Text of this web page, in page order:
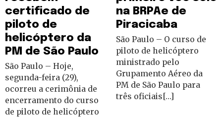
certificado de
piloto de
helicóptero da
PM de São Paulo
São Paulo – Hoje,
segunda-feira (29),
ocorreu a cerimônia de
encerramento do curso
de piloto de helicóptero
na BRPAe de
Piracicaba
São Paulo – O curso de
piloto de helicóptero
ministrado pelo
Grupamento Aéreo da
PM de São Paulo para
três oficiais[…]